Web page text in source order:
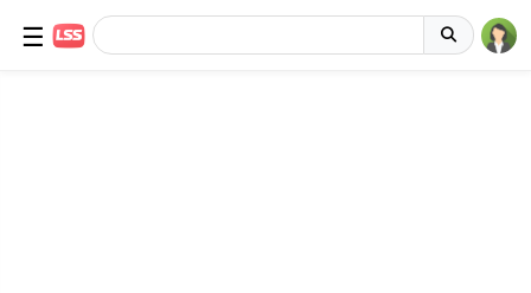
☰